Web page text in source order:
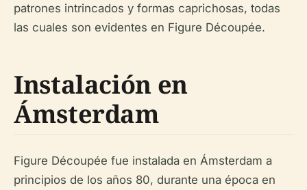
patrones intrincados y formas caprichosas, todas
las cuales son evidentes en Figure Découpée.
Instalación en
Ámsterdam
Figure Découpée fue instalada en Ámsterdam a
principios de los años 80, durante una época en